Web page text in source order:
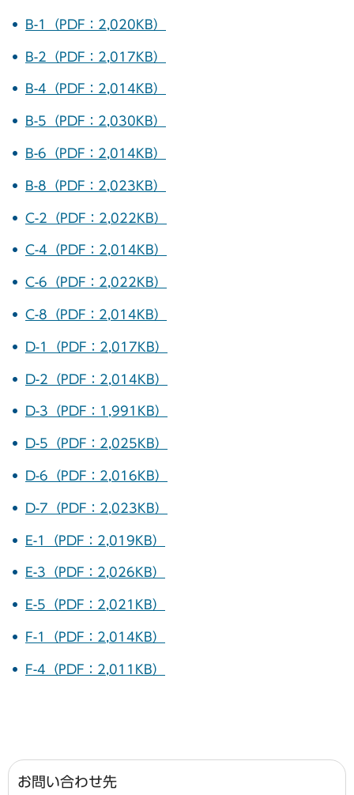
B-1（PDF：2,020KB）
B-2（PDF：2,017KB）
B-4（PDF：2,014KB）
B-5（PDF：2,030KB）
B-6（PDF：2,014KB）
B-8（PDF：2,023KB）
C-2（PDF：2,022KB）
C-4（PDF：2,014KB）
C-6（PDF：2,022KB）
C-8（PDF：2,014KB）
D-1（PDF：2,017KB）
D-2（PDF：2,014KB）
D-3（PDF：1,991KB）
D-5（PDF：2,025KB）
D-6（PDF：2,016KB）
D-7（PDF：2,023KB）
E-1（PDF：2,019KB）
E-3（PDF：2,026KB）
E-5（PDF：2,021KB）
F-1（PDF：2,014KB）
F-4（PDF：2,011KB）
お問い合わせ先